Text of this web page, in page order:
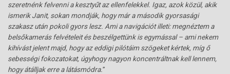
szeretnénk felvenni a kesztyűt az ellenfelekkel. Igaz, azok közül, akik
ismerik Janit, sokan mondják, hogy már a második gyorsasági
szakasz után pokoli gyors lesz. Ami a navigációt illeti: megnéztem a
belsőkamerás felvételeit és beszélgettünk is egymással – ami nekem
kihívást jelent majd, hogy az eddigi pilótáim szögeket kértek, míg ő
sebességi fokozatokat, úgyhogy nagyon koncentráltnak kell lennem,
hogy átálljak erre a látásmódra.”